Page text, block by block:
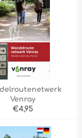
Venray
Normale
€4,95